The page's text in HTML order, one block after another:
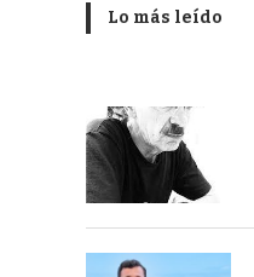
Lo más leído